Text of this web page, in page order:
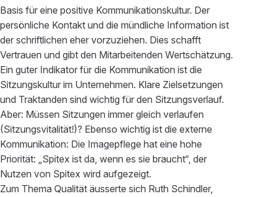
Basis für eine positive Kommunikationskultur. Der
persönliche Kontakt und die mündliche Information ist
der schriftlichen eher vorzuziehen. Dies schafft
Vertrauen und gibt den Mitarbeitenden Wertschätzung.
Ein guter Indikator für die Kommunikation ist die
Sitzungskultur im Unternehmen. Klare Zielsetzungen
und Traktanden sind wichtig für den Sitzungsverlauf.
Aber: Müssen Sitzungen immer gleich verlaufen
(Sitzungsvitalität!)? Ebenso wichtig ist die externe
Kommunikation: Die Imagepflege hat eine hohe
Priorität: „Spitex ist da, wenn es sie braucht“, der
Nutzen von Spitex wird aufgezeigt.
Zum Thema Qualität äusserte sich Ruth Schindler,